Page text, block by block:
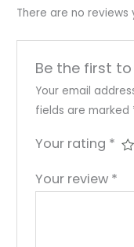
There are no reviews
Be the first to
Your email
fields are marked
Your rating *
Your review *